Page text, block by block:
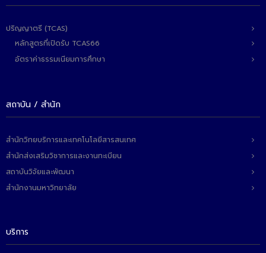
ปริญญาตรี (TCAS)
หลักสูตรที่เปิดรับ TCAS66
อัตราค่าธรรมเนียมการศึกษา
สถาบัน / สำนัก
สำนักวิทยบริการและเทคโนโลยีสารสนเทศ
สำนักส่งเสริมวิชาการและงานทะเบียน
สถาบันวิจัยและพัฒนา
สำนักงานมหาวิทยาลัย
บริการ